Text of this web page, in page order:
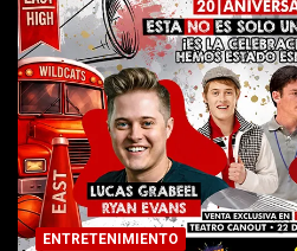
ENTRETENIMIENTO